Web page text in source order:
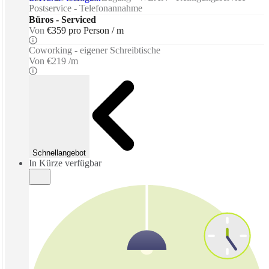
Postservice - Telefonannahme
Büros - Serviced
Von €359 pro Person / m
Coworking - eigener Schreibtische
Von €219 /m
Schnellangebot
In Kürze verfügbar